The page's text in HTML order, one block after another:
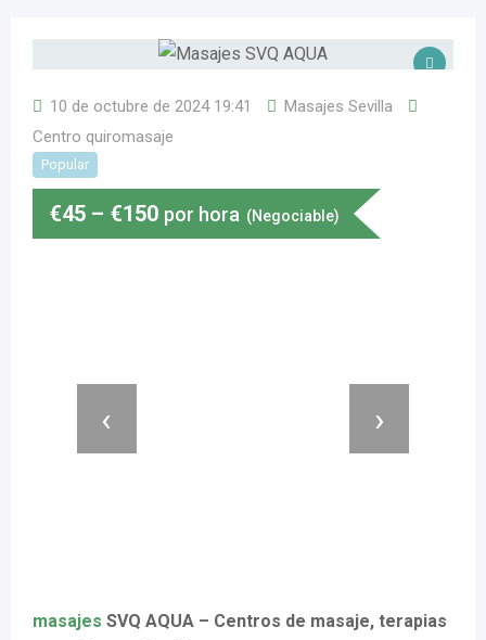
10 de octubre de 2024 19:41
Masajes Sevilla
Centro quiromasaje
Popular
€45 – €150 por hora (Negociable)
‹ ›
masajes SVQ AQUA – Centros de masaje, terapias